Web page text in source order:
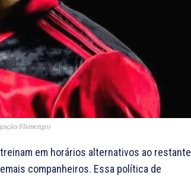
Flamengo)
em horários alternativos ao restante
companheiros. Essa política de